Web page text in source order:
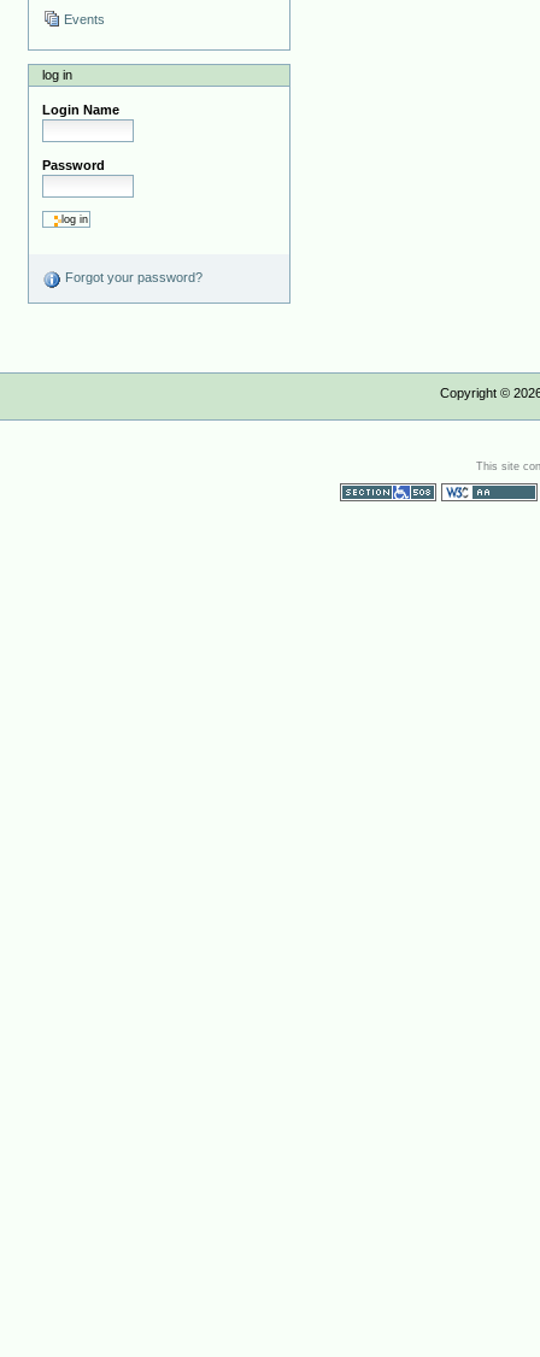
Events
log in
Login Name
Password
Forgot your password?
Copyright ©
This site